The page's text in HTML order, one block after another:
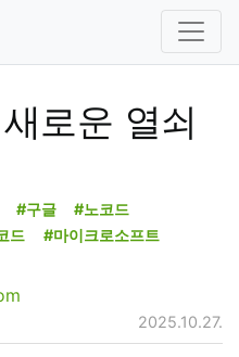
로운 열쇠
#구글
#노코드
드
#마이크로소프트
2025.10.27.